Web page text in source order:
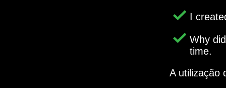
I
Why
time.
A utilização